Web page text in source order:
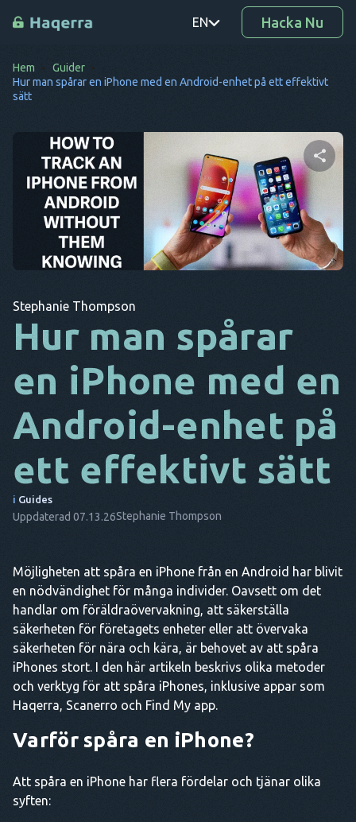
EN
PT
DE
SV
KO
EL
CS
DA
FR
NL
HAN
Hacka Nu
Hem
Guider
Hur man spårar en iPhone med en Android-enhet på ett effektivt
sätt
Dela denna artikel
Twitter Facebook Kopiera länk
Stephanie Thompson
Hur man spårar
en iPhone med en
Android-enhet på
ett effektivt sätt
i Guides
Uppdaterad 07.13.26Stephanie Thompson
Möjligheten att spåra en iPhone från en Android har blivit
en nödvändighet för många individer. Oavsett om det
handlar om föräldraövervakning, att säkerställa
säkerheten för företagets enheter eller att övervaka
säkerheten för nära och kära, är behovet av att spåra
iPhones stort. I den här artikeln beskrivs olika metoder
och verktyg för att spåra iPhones, inklusive appar som
Haqerra, Scanerro och Find My app.
Varför spåra en iPhone?
Att spåra en iPhone har flera fördelar och tjänar olika
syften: